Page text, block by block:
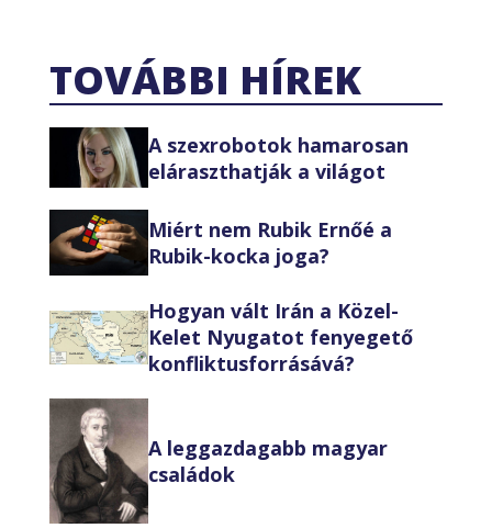
TOVÁBBI HÍREK
A szexrobotok hamarosan
eláraszthatják a világot
Miért nem Rubik Ernőé a
Rubik-kocka joga?
Hogyan vált Irán a Közel-
Kelet Nyugatot fenyegető
konfliktusforrásává?
A leggazdagabb magyar
családok